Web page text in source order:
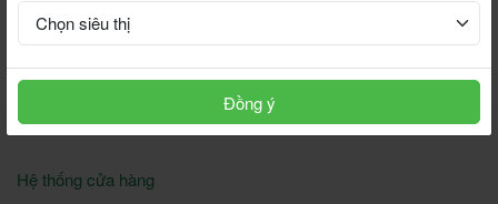
VKOMBUCHA BLOOM TẦM
XUÂN (DÂU TẰM – TÁO) 330ml
96.000 đ
VŨ(CHANH LEO – XOÀI) 330ml
96.000 đ
Hệ thống cửa hàng
Đồng ý